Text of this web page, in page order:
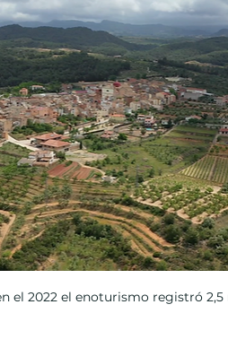
el 2022 el enoturismo registró